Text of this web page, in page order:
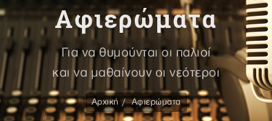
Αφιερώματα
Για να θυμούνται οι παλιοί
και να μαθαίνουν οι νεότεροι
Αρχική Αφιερώματα